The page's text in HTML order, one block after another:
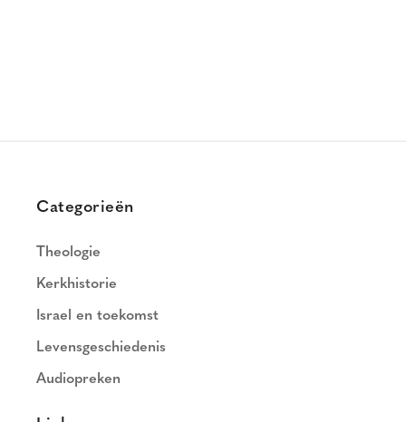
Categorieën
Theologie
Kerkhistorie
Israel en toekomst
Levensgeschiedenis
Audiopreken